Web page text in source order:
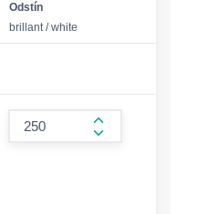
Odstín
brillant / white
form.increase-